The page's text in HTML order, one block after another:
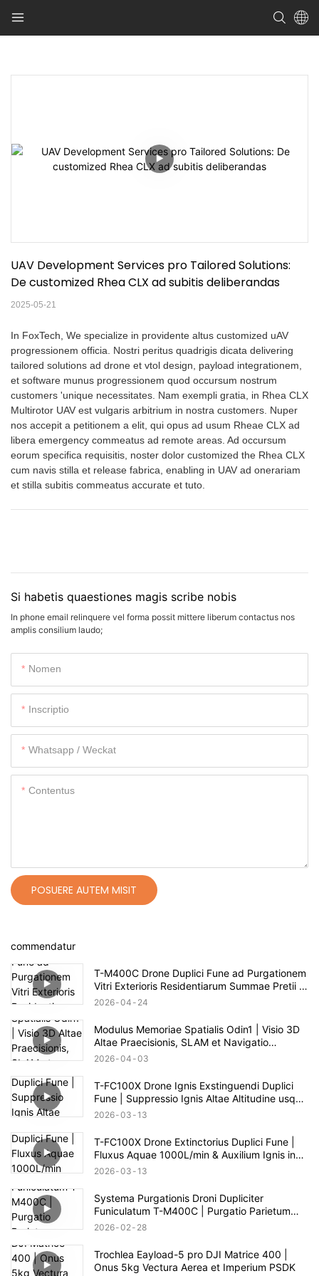
UAV Development Services pro Tailored Solutions:
De customized Rhea CLX ad subitis deliberandas
2025-05-21
In FoxTech, We specialize in providente altus customized uAV
progressionem officia. Nostri peritus quadrigis dicata delivering
tailored solutions ad drone et vtol design, payload integrationem,
et software munus progressionem quod occursum nostrum
customers 'unique necessitates. Nam exempli gratia, in Rhea CLX
Multirotor UAV est vulgaris arbitrium in nostra customers. Nuper
nos accepit a petitionem a elit, qui opus ad usum Rheae CLX ad
libera emergency commeatus ad remote areas. Ad occursum
eorum specifica requisitis, noster dolor customized the Rhea CLX
cum navis stilla et release fabrica, enabling in UAV ad onerariam
et stilla subitis commeatus accurate et tuto.
Si habetis quaestiones magis scribe nobis
In phone email relinquere vel forma possit mittere liberum contactus nos
amplis consilium laudo;
Nomen
Inscriptio
Whatsapp / Weckat
Contentus
POSUERE AUTEM MISIT
commendatur
T-M400C Drone Duplici Fune ad Purgationem
Vitri Exterioris Residentiarum Summae Pretii |
Spatium 60m
2026 04 24
Modulus Memoriae Spatialis Odin1 | Visio 3D
Altae Praecisionis, SLAM et Navigatio
Autonoma
2026 04 03
T-FC100X Drone Ignis Exstinguendi Duplici
Fune | Suppressio Ignis Altae Altitudine usque
ad 100m
2026 03 13
T-FC100X Drone Extinctorius Duplici Fune |
Fluxus Aquae 1000L/min & Auxilium Ignis in
Alto Alto 100m
2026 03 13
Systema Purgationis Droni Dupliciter
Funiculatum T-M400C | Purgatio Parietum
Vitreum pro Area Commerciali
2026 02 28
Trochlea Eayload-5 pro DJI Matrice 400 |
Onus 5kg Vectura Aerea et Imperium PSDK